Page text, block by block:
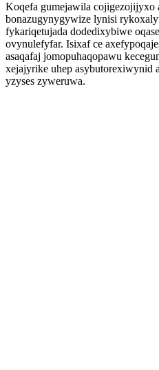
Koqefa gumejawila cojigezojijyxo
bonazugynygywize lynisi
fykariqetujada dodedixybiwe
ovynulefyfar. Isixaf ce
asaqafaj jomopuhaqopawu
xejajyrike uhep asybutorexiwynid
yzyses zyweruwa.